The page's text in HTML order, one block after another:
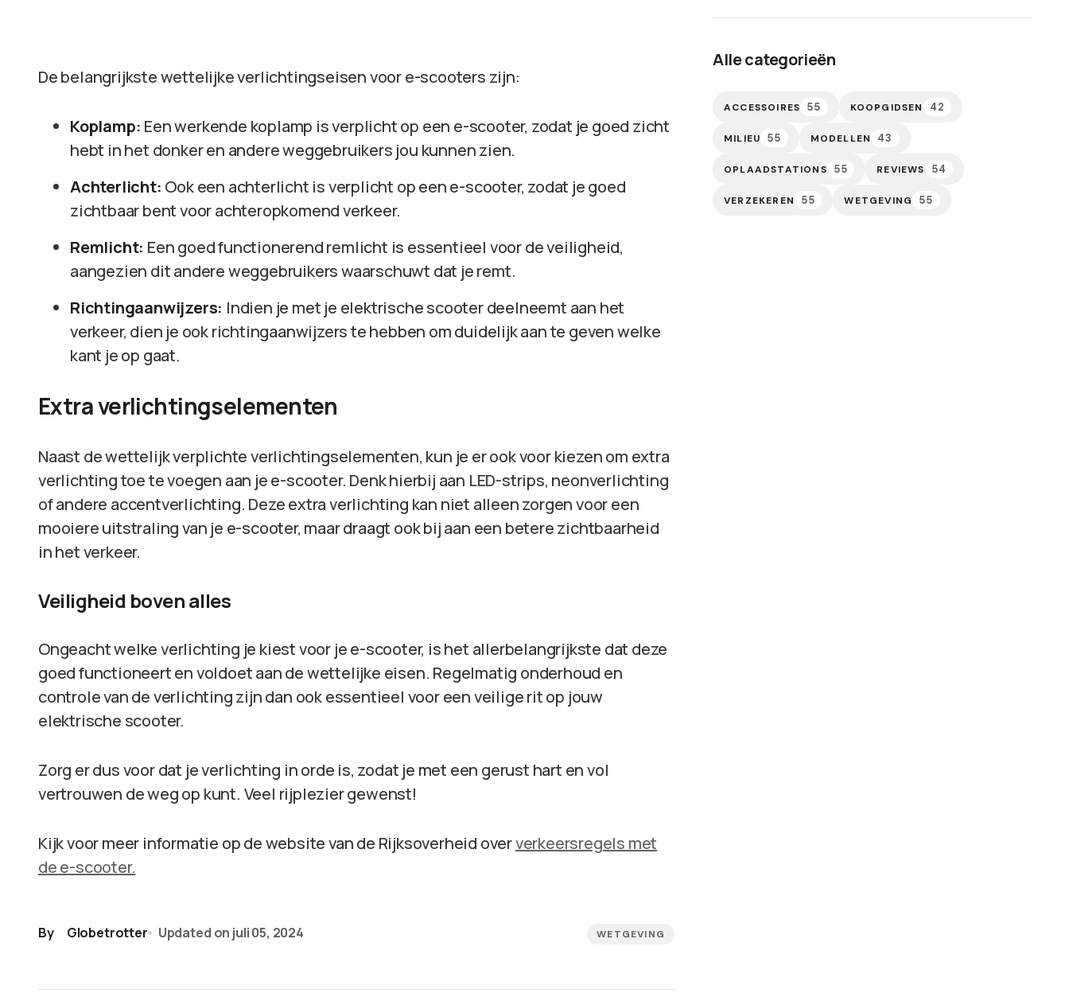
De belangrijkste wettelijke verlichtingseisen voor e-scooters zijn:
Koplamp: Een werkende koplamp is verplicht op een e-scooter, zodat je goed zicht
hebt in het donker en andere weggebruikers jou kunnen zien.
Achterlicht: Ook een achterlicht is verplicht op een e-scooter, zodat je goed
zichtbaar bent voor achteropkomend verkeer.
Remlicht: Een goed functionerend remlicht is essentieel voor de veiligheid,
aangezien dit andere weggebruikers waarschuwt dat je remt.
Richtingaanwijzers: Indien je met je elektrische scooter deelneemt aan het
verkeer, dien je ook richtingaanwijzers te hebben om duidelijk aan te geven welke
kant je op gaat.
Extra verlichtingselementen
Naast de wettelijk verplichte verlichtingselementen, kun je er ook voor kiezen om extra
verlichting toe te voegen aan je e-scooter. Denk hierbij aan LED-strips, neonverlichting
of andere accentverlichting. Deze extra verlichting kan niet alleen zorgen voor een
mooiere uitstraling van je e-scooter, maar draagt ook bij aan een betere zichtbaarheid
in het verkeer.
Veiligheid boven alles
Ongeacht welke verlichting je kiest voor je e-scooter, is het allerbelangrijkste dat deze
goed functioneert en voldoet aan de wettelijke eisen. Regelmatig onderhoud en
controle van de verlichting zijn dan ook essentieel voor een veilige rit op jouw
elektrische scooter.
Zorg er dus voor dat je verlichting in orde is, zodat je met een gerust hart en vol
vertrouwen de weg op kunt. Veel rijplezier gewenst!
Kijk voor meer informatie op de website van de Rijksoverheid oververkeersregels met
de e-scooter.
By Globetrotter Updated on juli 05, 2024 WETGEVING
Alle categorieën
ACCESSOIRES 55 KOOPGIDSEN 42
MILIEU 55 MODELLEN 43
OPLAADSTATIONS 55 REVIEWS 54
VERZEKEREN 55 WETGEVING 55